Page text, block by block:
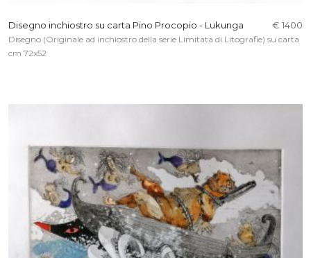
Disegno inchiostro su carta Pino Procopio - Lukunga € 1400
Disegno (Originale ad inchiostro della serie Limitata di Litografie) su carta
cm 72x52